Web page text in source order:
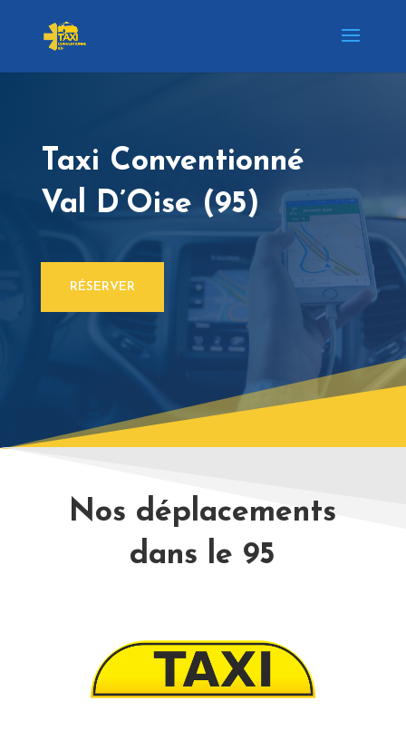
Taxi Conventionné
Val D’Oise (95)
RÉSERVER
Nos déplacements
dans le 95